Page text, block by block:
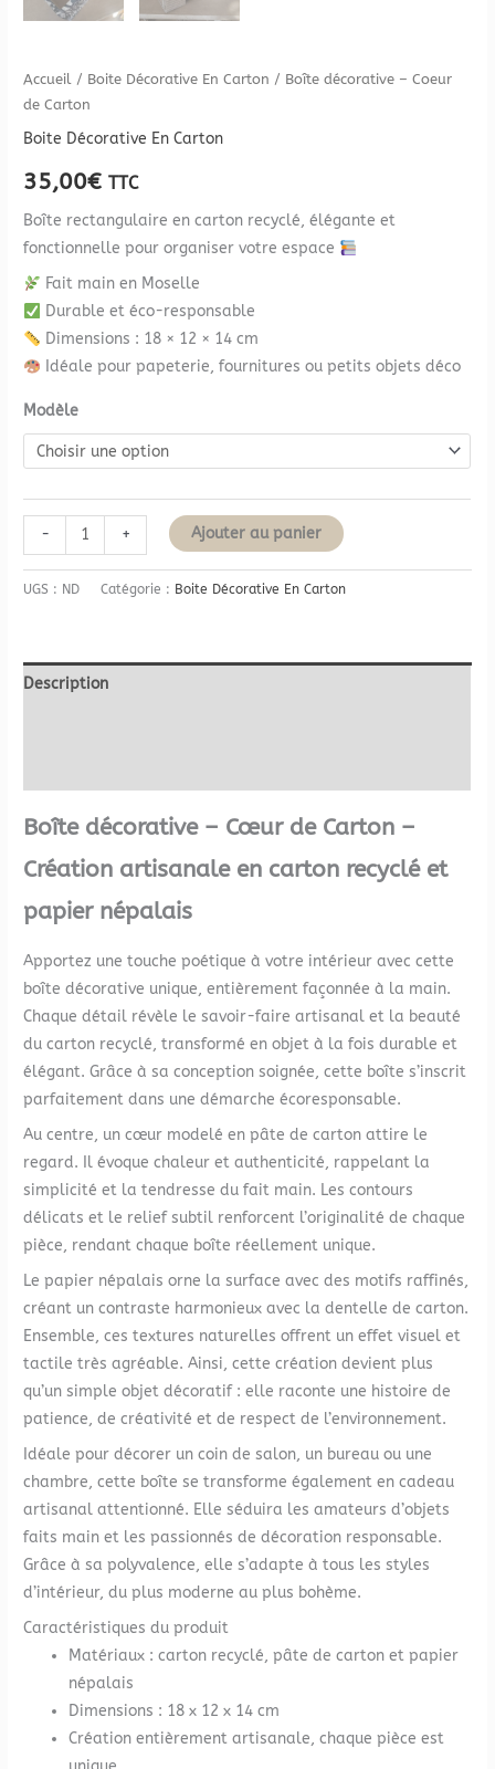
Accueil / Boite Décorative En Carton / Boîte décorative – Coeur
de Carton
Boite Décorative En Carton
35,00€ TTC
Boîte rectangulaire en carton recyclé, élégante et
fonctionnelle pour organiser votre espace
Fait main en Moselle
Durable et éco-responsable
Dimensions : 18 × 12 × 14 cm
Idéale pour papeterie, fournitures ou petits objets déco
Modèle
- + Ajouter au panier
UGS : ND Catégorie : Boite Décorative En Carton
Description
Boîte décorative – Cœur de Carton –
Création artisanale en carton recyclé et
papier népalais
Apportez une touche poétique à votre intérieur avec cette
boîte décorative unique, entièrement façonnée à la main.
Chaque détail révèle le savoir-faire artisanal et la beauté
du carton recyclé, transformé en objet à la fois durable et
élégant. Grâce à sa conception soignée, cette boîte s’inscrit
parfaitement dans une démarche écoresponsable.
Au centre, un cœur modelé en pâte de carton attire le
regard. Il évoque chaleur et authenticité, rappelant la
simplicité et la tendresse du fait main. Les contours
délicats et le relief subtil renforcent l’originalité de chaque
pièce, rendant chaque boîte réellement unique.
Le papier népalais orne la surface avec des motifs raffinés,
créant un contraste harmonieux avec la dentelle de carton.
Ensemble, ces textures naturelles offrent un effet visuel et
tactile très agréable. Ainsi, cette création devient plus
qu’un simple objet décoratif : elle raconte une histoire de
patience, de créativité et de respect de l’environnement.
Idéale pour décorer un coin de salon, un bureau ou une
chambre, cette boîte se transforme également en cadeau
artisanal attentionné. Elle séduira les amateurs d’objets
faits main et les passionnés de décoration responsable.
Grâce à sa polyvalence, elle s’adapte à tous les styles
d’intérieur, du plus moderne au plus bohème.
Caractéristiques du produit
Matériaux : carton recyclé, pâte de carton et papier
népalais
Dimensions : 18 x 12 x 14 cm
Création entièrement artisanale, chaque pièce est